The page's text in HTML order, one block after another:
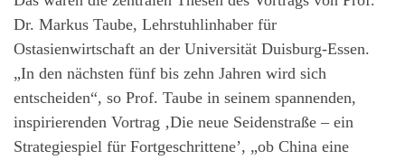
Dr. Markus Taube, Lehrstuhlinhaber für
Ostasienwirtschaft an der Universität Duisburg-Essen.
„In den nächsten fünf bis zehn Jahren wird sich
entscheiden“, so Prof. Taube in seinem spannenden,
inspirierenden Vortrag ‚Die neue Seidenstraße – ein
Strategiespiel für Fortgeschrittene’, „ob China eine